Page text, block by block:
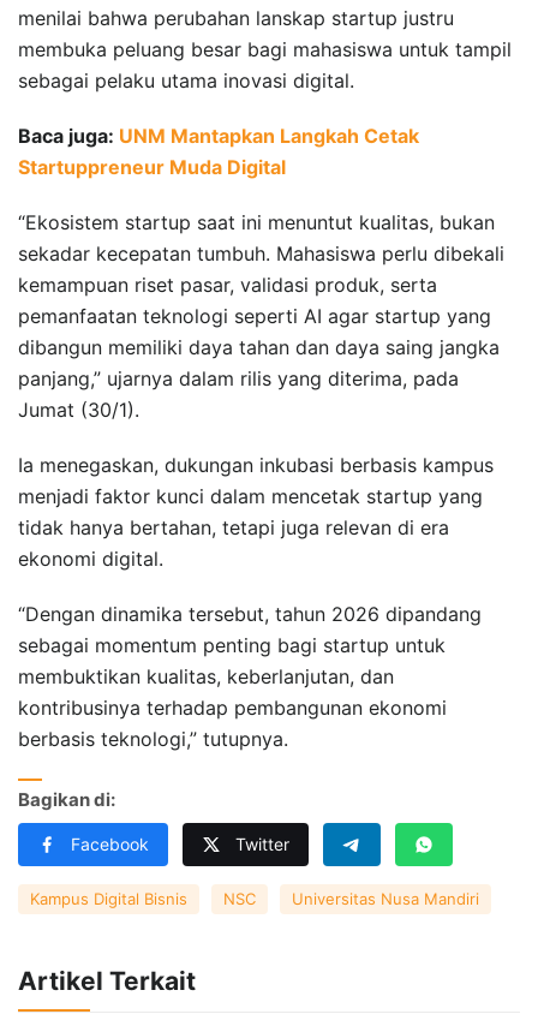
menilai bahwa perubahan lanskap startup justru
membuka peluang besar bagi mahasiswa untuk tampil
sebagai pelaku utama inovasi digital.
Baca juga: UNM Mantapkan Langkah Cetak
Startuppreneur Muda Digital
“Ekosistem startup saat ini menuntut kualitas, bukan
sekadar kecepatan tumbuh. Mahasiswa perlu dibekali
kemampuan riset pasar, validasi produk, serta
pemanfaatan teknologi seperti AI agar startup yang
dibangun memiliki daya tahan dan daya saing jangka
panjang,” ujarnya dalam rilis yang diterima, pada
Jumat (30/1).
Ia menegaskan, dukungan inkubasi berbasis kampus
menjadi faktor kunci dalam mencetak startup yang
tidak hanya bertahan, tetapi juga relevan di era
ekonomi digital.
“Dengan dinamika tersebut, tahun 2026 dipandang
sebagai momentum penting bagi startup untuk
membuktikan kualitas, keberlanjutan, dan
kontribusinya terhadap pembangunan ekonomi
berbasis teknologi,” tutupnya.
Bagikan di:
Facebook Twitter
Kampus Digital Bisnis NSC Universitas Nusa Mandiri
Artikel Terkait